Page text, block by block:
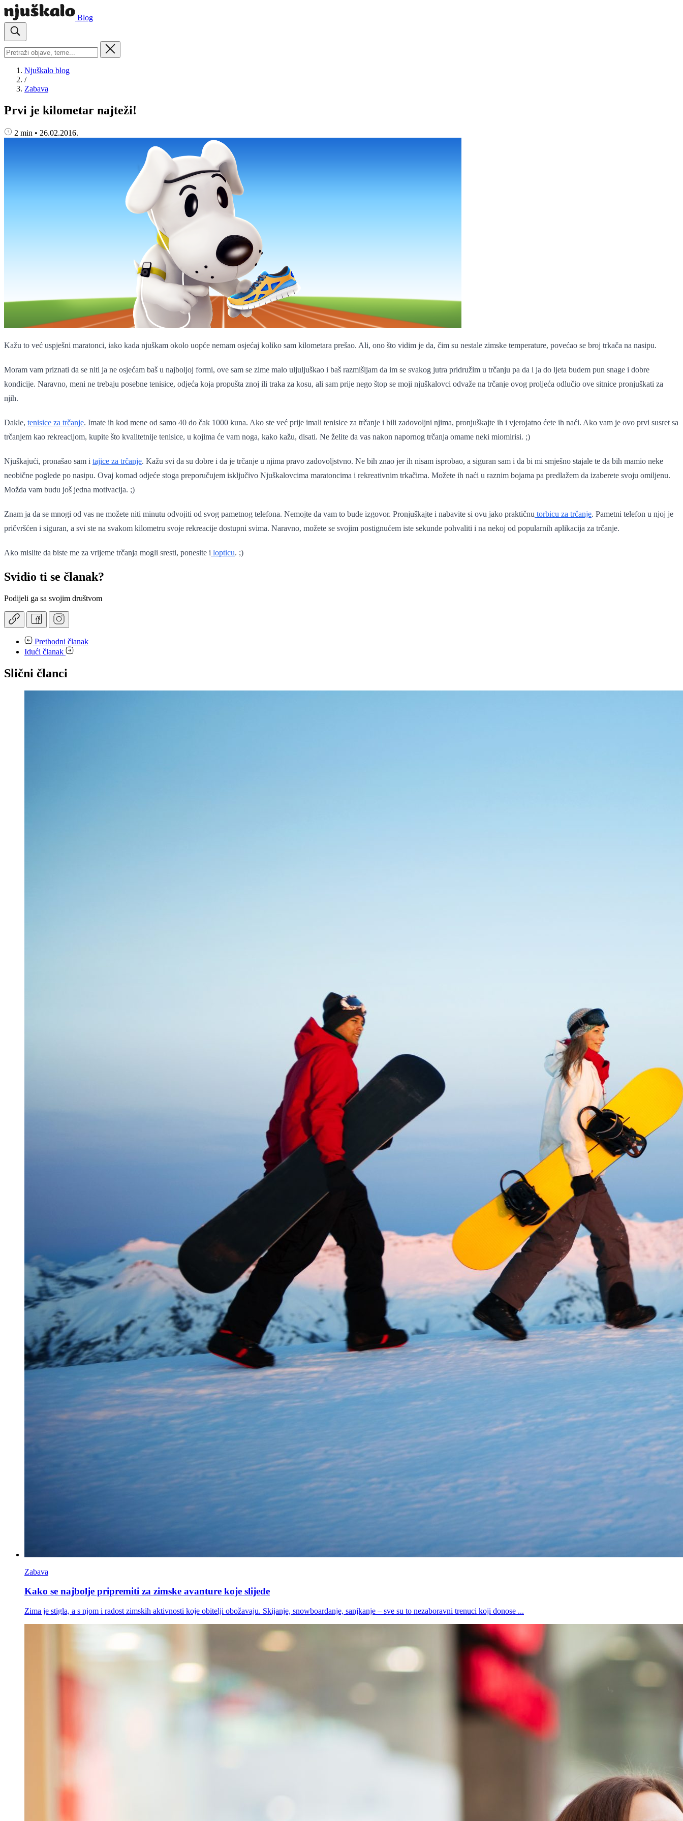
Blog
Njuškalo blog
/
Zabava
Prvi je kilometar najteži!
2 min • 26.02.2016.
Kažu to već uspješni maratonci, iako kada njuškam okolo uopće nemam osjećaj koliko sam kilometara prešao. Ali, ono što vidim je da, čim su nestale zimske temperature, povećao se broj trkača na nasipu.
Moram vam priznati da se niti ja ne osjećam baš u najboljoj formi, ove sam se zime malo uljuljuškao i baš razmišljam da im se svakog jutra pridružim u trčanju pa da i ja do ljeta budem pun snage i dobre
kondicije. Naravno, meni ne trebaju posebne tenisice, odjeća koja propušta znoj ili traka za kosu, ali sam prije nego štop se moji njuškalovci odvaže na trčanje ovog proljeća odlučio ove sitnice pronjuškati za
njih.
Dakle, tenisice za trčanje. Imate ih kod mene od samo 40 do čak 1000 kuna. Ako ste već prije imali tenisice za trčanje i bili zadovoljni njima, pronjuškajte ih i vjerojatno ćete ih naći. Ako vam je ovo prvi susret sa
trčanjem kao rekreacijom, kupite što kvalitetnije tenisice, u kojima će vam noga, kako kažu, disati. Ne želite da vas nakon napornog trčanja omame neki miomirisi. ;)
Njuškajući, pronašao sam i tajice za trčanje. Kažu svi da su dobre i da je trčanje u njima pravo zadovoljstvno. Ne bih znao jer ih nisam isprobao, a siguran sam i da bi mi smješno stajale te da bih mamio neke
neobične poglede po nasipu. Ovaj komad odjeće stoga preporučujem isključivo Njuškalovcima maratoncima i rekreativnim trkačima. Možete ih naći u raznim bojama pa predlažem da izaberete svoju omiljenu.
Možda vam budu još jedna motivacija. ;)
Znam ja da se mnogi od vas ne možete niti minutu odvojiti od svog pametnog telefona. Nemojte da vam to bude izgovor. Pronjuškajte i nabavite si ovu jako praktičnu torbicu za trčanje. Pametni telefon u njoj je
pričvršćen i siguran, a svi ste na svakom kilometru svoje rekreacije dostupni svima. Naravno, možete se svojim postignućem iste sekunde pohvaliti i na nekoj od popularnih aplikacija za trčanje.
Ako mislite da biste me za vrijeme trčanja mogli sresti, ponesite i lopticu. ;)
Svidio ti se članak?
Podijeli ga sa svojim društvom
Prethodni članak
Idući članak
Slični članci
Zabava
Kako se najbolje pripremiti za zimske avanture koje slijede
Zima je stigla, a s njom i radost zimskih aktivnosti koje obitelji obožavaju. Skijanje, snowboardanje, sanjkanje – sve su to nezaboravni trenuci koji donose ...